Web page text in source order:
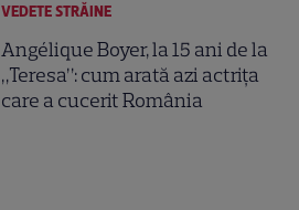
VEDETE STRĂINE
Angélique Boyer, la 15 ani de la
„Teresa”: cum arată azi actrița
care a cucerit România